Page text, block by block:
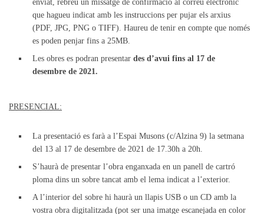
que hagueu indicat amb les instruccions per pujar els arxius
(PDF, JPG, PNG o TIFF). Haureu de tenir en compte que només
es poden penjar fins a 25MB.
Les obres es podran presentar des d’avui fins al 17 de
desembre de 2021.
PRESENCIAL:
La presentació es farà a l’Espai Musons (c/Alzina 9) la setmana
del 13 al 17 de desembre de 2021 de 17.30h a 20h.
S’haurà de presentar l’obra enganxada en un panell de cartró
ploma dins un sobre tancat amb el lema indicat a l’exterior.
A l’interior del sobre hi haurà un llapis USB o un CD amb la
vostra obra digitalitzada (pot ser una imatge escanejada en color